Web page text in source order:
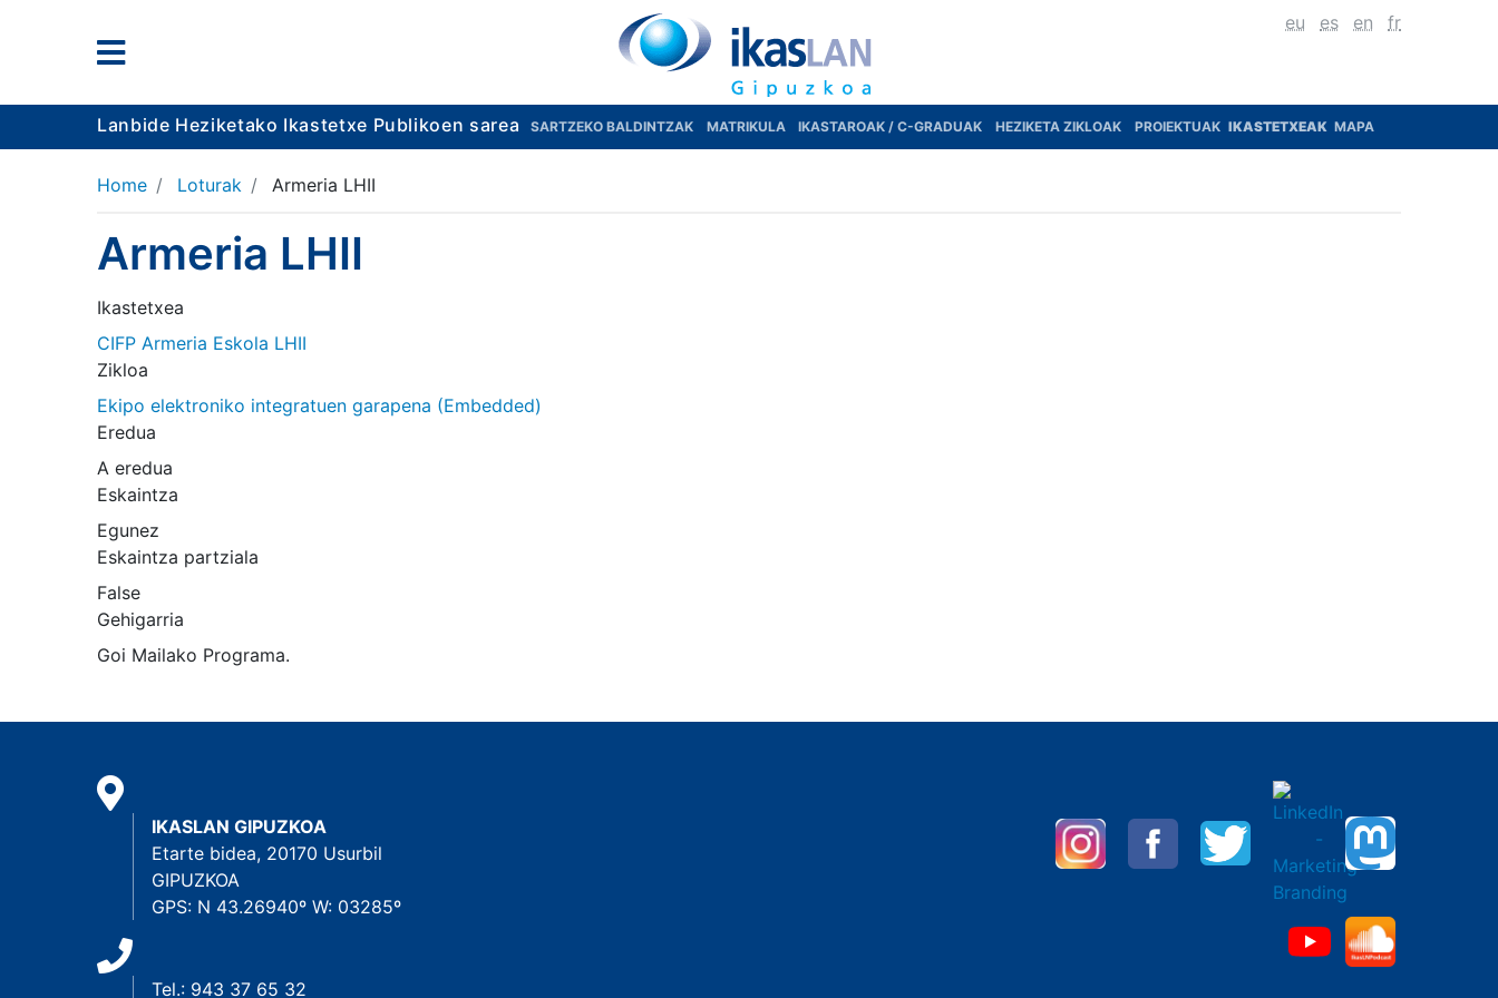
eu es en fr
Lanbide Heziketako Ikastetxe Publikoen sarea SARTZEKO BALDINTZAK MATRIKULA IKASTAROAK / C-GRADUAK HEZIKETA ZIKLOAK PROIEKTUAK IKASTETXEAK MAPA
Home Loturak Armeria LHII
Armeria LHII
Ikastetxea
CIFP Armeria Eskola LHII
Zikloa
Ekipo elektroniko integratuen garapena (Embedded)
Eredua
A eredua
Eskaintza
Egunez
Eskaintza partziala
False
Gehigarria
Goi Mailako Programa.
IKASLAN GIPUZKOA
Etarte bidea, 20170 Usurbil
GIPUZKOA
GPS: N 43.26940º W: 03285º
Tel.: 943 37 65 32